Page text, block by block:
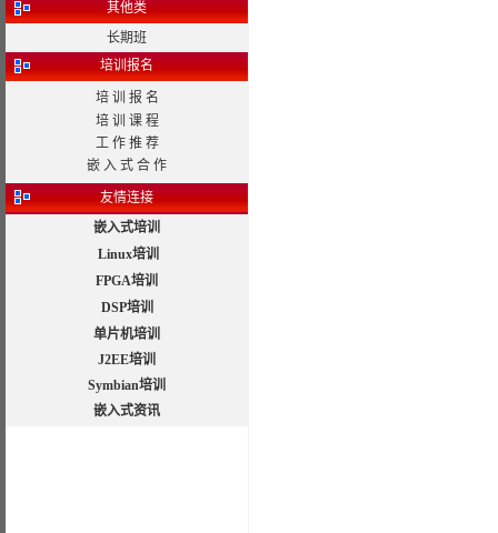
其他类
长期班
培训报名
培 训 报 名
培 训 课 程
工 作 推 荐
嵌 入 式 合 作
友情连接
嵌入式培训
Linux培训
FPGA培训
DSP培训
单片机培训
J2EE培训
Symbian培训
嵌入式资讯